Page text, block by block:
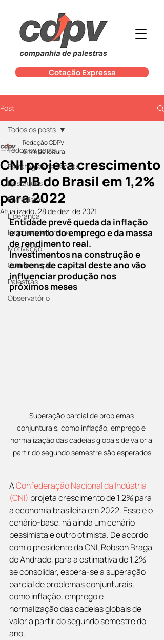
Cotação Expressa
Post
Todos os posts
Estratégias de Vendas
Destaques
Entrevistas
Liderança
Empreendedorismo
Motivação
Comunicação
Palestras
Observatório
Todos os posts
CNI projeta crescimento
do PIB do Brasil em 1,2%
para 2022
Redação CDPV
6 min de leitura
Atualizado: 28 de dez. de 2021
Entidade prevê queda da inflação
e aumento do emprego e da massa
de rendimento real.
Investimentos na construção e
em bens de capital deste ano vão
influenciar produção nos
próximos meses
Superação parcial de problemas
conjunturais, como inflação, emprego e
normalização das cadeias globais de valor a
partir do segundo semestre são esperados
A Confederação Nacional da Indústria
(CNI) projeta crescimento de 1,2% para
a economia brasileira em 2022. Esse é o
cenário-base, há ainda um cenário
pessimista e outro otimista. De acordo
com o presidente da CNI, Robson Braga
de Andrade, para a estimativa de 1,2%
se consolidar, espera-se a superação
parcial de problemas conjunturais,
como inflação, emprego e
normalização das cadeias globais de
valor a partir do segundo semestre do
ano.